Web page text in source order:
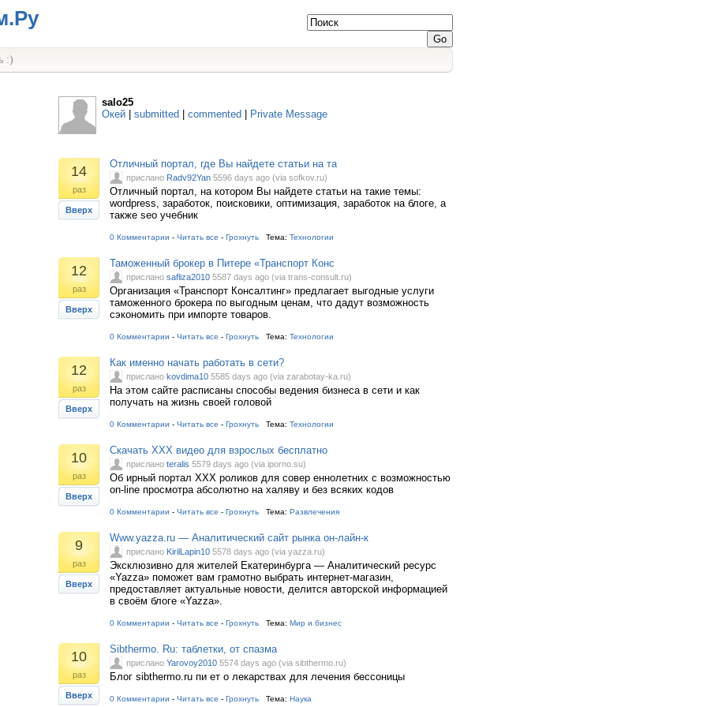
:)
salo25
Окей
submitted commented Private Message
14
раз
Вверх
Отличный портал, где Вы найдете статьи на та
прислано Radv92Yan 5596 days ago (via sofkov.ru)
Отличный портал, на котором Вы найдете статьи на такие темы:
wordpress, заработок, поисковики, оптимизация, заработок на блоге, а
также seo учебник
0 Комментарии - Читать все - Грохнуть Тема: Технологии
12
раз
Вверх
Таможенный брокер в Питере «Транспорт Конс
прислано safliza2010 5587 days ago (via trans-consult.ru)
Организация «Транспорт Консалтинг» предлагает выгодные услуги
таможенного брокера по выгодным ценам, что дадут возможность
сэкономить при импорте товаров.
0 Комментарии - Читать все - Грохнуть Тема: Технологии
12
раз
Вверх
Как именно начать работать в сети?
прислано kovdima10 5585 days ago (via zarabotay-ka.ru)
На этом сайте расписаны способы ведения бизнеса в сети и как
получать на жизнь своей головой
0 Комментарии - Читать все - Грохнуть Тема: Технологии
10
раз
Вверх
Скачать ХХХ видео для взрослых бесплатно
прислано teralis 5579 days ago (via iporno.su)
Об ирный портал ХХХ роликов для совер еннолетних с возможностью
on-line просмотра абсолютно на халяву и без всяких кодов
0 Комментарии - Читать все - Грохнуть Тема: Развлечения
9
раз
Вверх
Www.yazza.ru — Аналитический сайт рынка он-лайн-к
прислано KirilLapin10 5578 days ago (via yazza.ru)
Эксклюзивно для жителей Екатеринбурга — Аналитический ресурс
«Yazza» поможет вам грамотно выбрать интернет-магазин,
предоставляет актуальные новости, делится авторской информацией
в своём блоге «Yazza».
0 Комментарии - Читать все - Грохнуть Тема: Мир и бизнес
10
раз
Вверх
Sibthermo. Ru: таблетки, от спазма
прислано Yarovoy2010 5574 days ago (via sibthermo.ru)
Блог sibthermo.ru пи ет о лекарствах для лечения бессоницы
0 Комментарии - Читать все - Грохнуть Тема: Наука